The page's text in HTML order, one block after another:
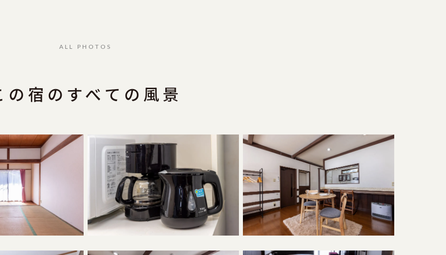
ALL PHOTOS
の宿のすべての風景